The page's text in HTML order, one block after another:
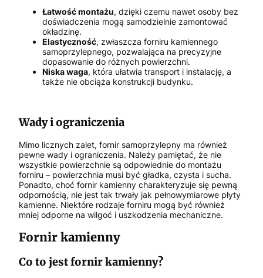
Łatwość montażu, dzięki czemu nawet osoby bez
doświadczenia mogą samodzielnie zamontować
okładzinę.
Elastyczność, zwłaszcza forniru kamiennego
samoprzylepnego, pozwalająca na precyzyjne
dopasowanie do różnych powierzchni.
Niska waga, która ułatwia transport i instalację, a
także nie obciąża konstrukcji budynku.
Wady i ograniczenia
Mimo licznych zalet, fornir samoprzylepny ma również
pewne wady i ograniczenia. Należy pamiętać, że nie
wszystkie powierzchnie są odpowiednie do montażu
forniru – powierzchnia musi być gładka, czysta i sucha.
Ponadto, choć fornir kamienny charakteryzuje się pewną
odpornością, nie jest tak trwały jak pełnowymiarowe płyty
kamienne. Niektóre rodzaje forniru mogą być również
mniej odporne na wilgoć i uszkodzenia mechaniczne.
Fornir kamienny
Co to jest fornir kamienny?